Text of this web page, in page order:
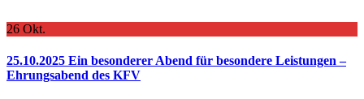
26 Okt.
25.10.2025 Ein besonderer Abend für besondere Leistungen –
Ehrungsabend des KFV